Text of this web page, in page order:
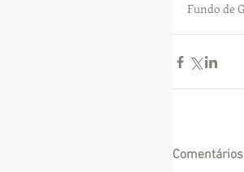
Fundo de
Comentários